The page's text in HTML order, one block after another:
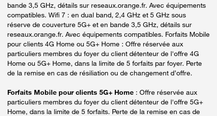
bande 3,5 GHz, détails sur reseaux.orange.fr. Avec équipements
compatibles. Wifi 7 : en dual band, 2,4 GHz et 5 GHz sous
réserve de couverture 5G+ et en bande 3,5 GHz, détails sur
reseaux.orange.fr. Avec équipements compatibles. Forfaits Mobile
pour clients 4G Home ou 5G+ Home : Offre réservée aux
particuliers membres du foyer du client détenteur de l'offre 4G
Home ou 5G+ Home, dans la limite de 5 forfaits par foyer. Perte
de la remise en cas de résiliation ou de changement d’offre.
Forfaits Mobile pour clients 5G+ Home : Offre réservée aux
particuliers membres du foyer du client détenteur de l'offre 5G+
Home, dans la limite de 5 forfaits. Perte de la remise en cas de